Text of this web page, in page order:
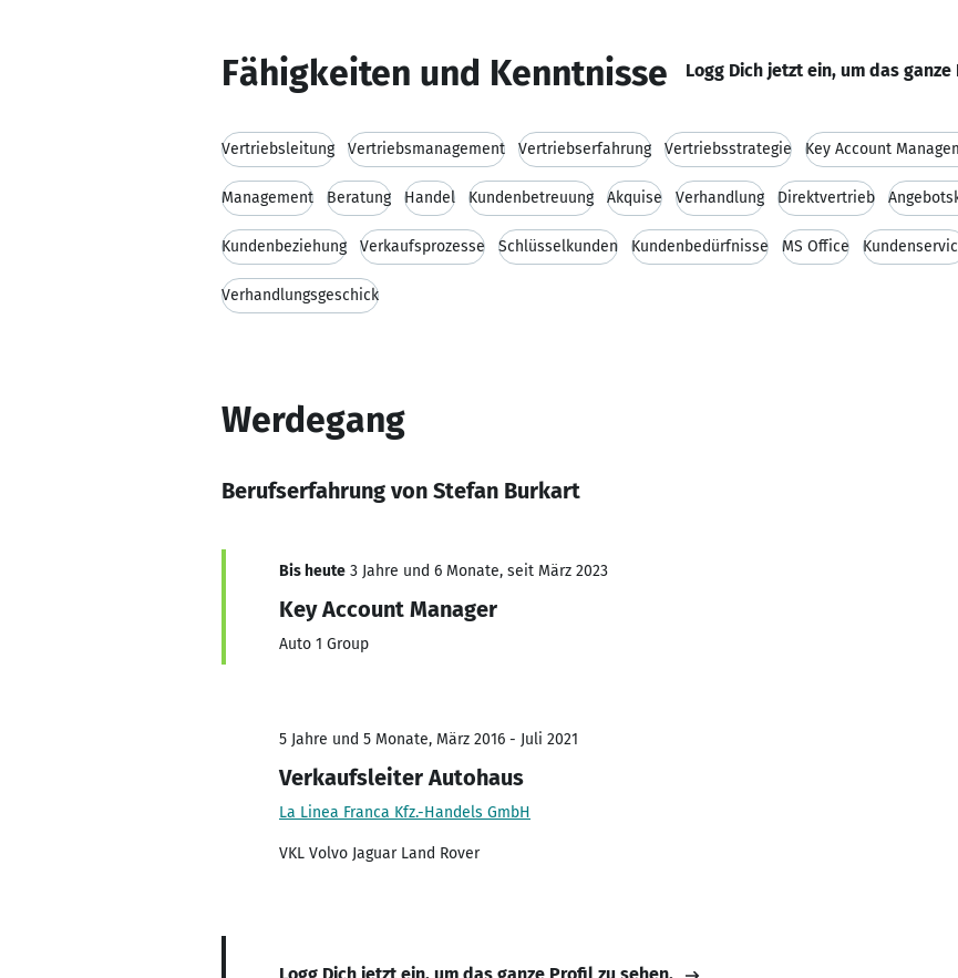
Fähigkeiten und Kenntnisse Logg Dich jetzt ein, um das
Vertriebsleitung Vertriebsmanagement Vertriebserfahrung Vertriebsstrategie Key Account
Management Beratung Handel Kundenbetreuung Akquise Verhandlung Direktvertrieb
Kundenbeziehung Verkaufsprozesse Schlüsselkunden Kundenbedürfnisse MS Office
Verhandlungsgeschick
Werdegang
Berufserfahrung von Stefan Burkart
Bis heute 3 Jahre und 6 Monate, seit März 2023
Key Account Manager
Auto 1 Group
5 Jahre und 5 Monate, März 2016 - Juli 2021
Verkaufsleiter Autohaus
La Linea Franca Kfz.-Handels GmbH
VKL Volvo Jaguar Land Rover